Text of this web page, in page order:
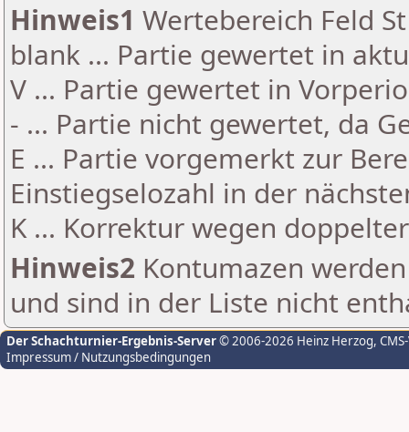
Hinweis1 Wertebereich Feld
blank ... Partie gewertet in
V ... Partie gewertet in
- ... Partie nicht gewertet, da
E ... Partie vorgemerkt zur
Einstiegselozahl in der
K ... Korrektur wegen
Hinweis2 Kontumazen
und sind in der Liste nicht
Der Schachturnier-Ergebnis-Server© 2006-2026 Heinz Herzog,
Impressum / Nutzungsbedingungen